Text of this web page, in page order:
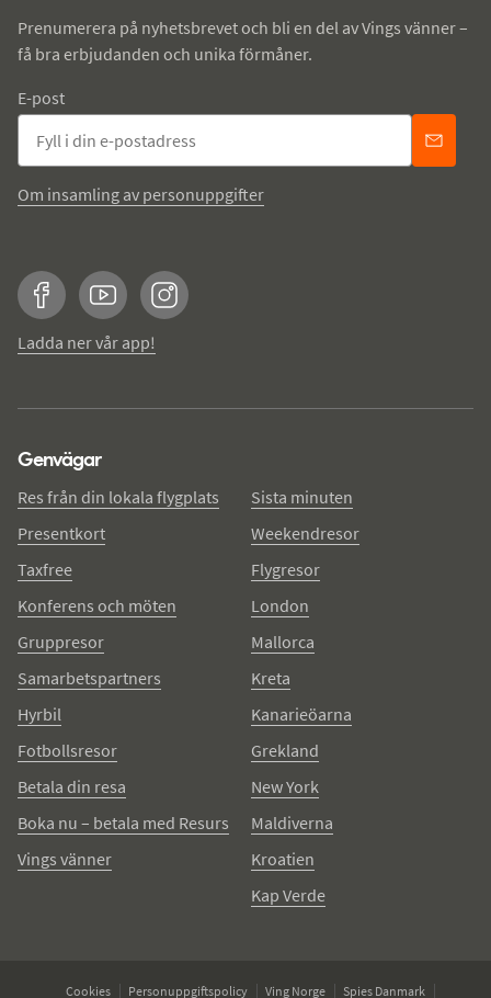
Prenumerera på nyhetsbrevet och bli en del av Vings vänner –
få bra erbjudanden och unika förmåner.
E-post
Om insamling av personuppgifter
FacebookYouTubeInstagram
Ladda ner vår app!
Genvägar
Res från din lokala flygplats
Presentkort
Taxfree
Konferens och möten
Gruppresor
Samarbetspartners
Hyrbil
Fotbollsresor
Betala din resa
Boka nu – betala med Resurs
Vings vänner
Sista minuten
Weekendresor
Flygresor
London
Mallorca
Kreta
Kanarieöarna
Grekland
New York
Maldiverna
Kroatien
Kap Verde
Cookies Personuppgiftspolicy Ving Norge Spies Danmark